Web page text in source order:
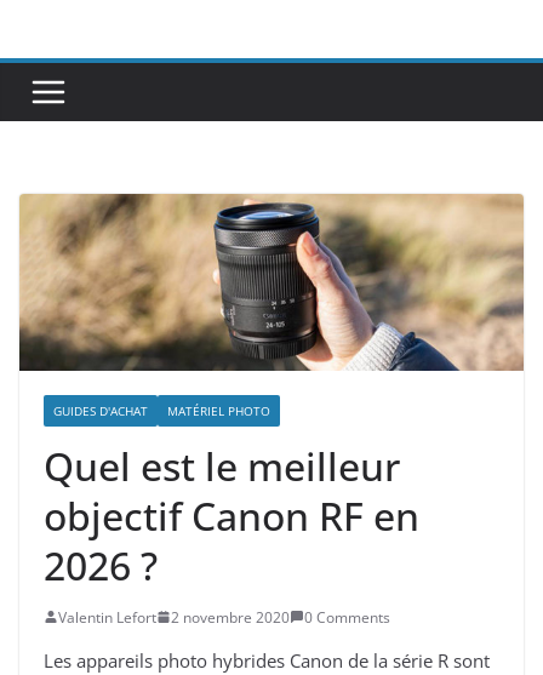
contenu
GUIDES D'ACHAT MATÉRIEL PHOTO
Quel est le meilleur
objectif Canon RF en
2026 ?
Valentin Lefort 2 novembre 2020 0 Comments
Les appareils photo hybrides Canon de la série R sont